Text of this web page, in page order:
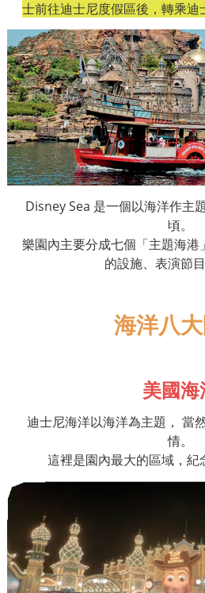
士前往迪士尼度假區後，轉乘迪
Disney Sea 是一個以海洋作主
頃。
樂園內主要分成七個「主題海
的設施、表演節目
海洋八
美國海
迪士尼海洋以海洋為主題， 當
情。
這裡是園內最大的區域，紀